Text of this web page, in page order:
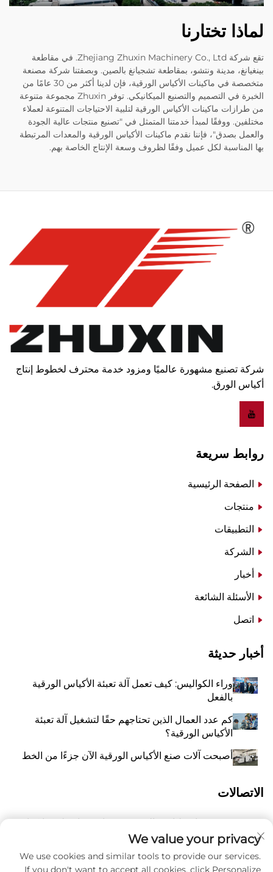
لماذا تختارنا
تقع شركة Zhejiang Zhuxin Machinery Co., Ltd. في مقاطعة
بينغيانغ، مدينة ونتشو، بمقاطعة تشجيانغ بالصين. وبصفتنا شركة مصنعة
متخصصة في ماكينات الأكياس الورقية، فإن لدينا أكثر من 30 عامًا من
الخبرة في التصميم والتصنيع الميكانيكي. توفر Zhuxin مجموعة متنوعة
من طرازات ماكينات الأكياس الورقية لتلبية الاحتياجات المتنوعة لعملاء
مختلفين. ووفقًا لمبدأ خدمتنا المتمثل في "تصنيع منتجات عالية الجودة
والعمل بصدق"، فإننا نقدم ماكينات الأكياس الورقية والمعدات المرتبطة
بها المناسبة لكل عميل وفقًا لظروف وسعة الإنتاج الخاصة بهم.
شركة تصنيع مشهورة عالميًا ومزود خدمة محترف لخطوط إنتاج
أكياس الورق.
روابط سريعة
الصفحة الرئيسية
منتجات
التطبيقات
الشركة
أخبار
الأسئلة الشائعة
اتصل
أخبار حديثة
وراء الكواليس: كيف تعمل آلة تعبئة الأكياس الورقية
بالفعل
كم عدد العمال الذين تحتاجهم حقًا لتشغيل آلة تعبئة
الأكياس الورقية؟
أصبحت آلات صنع الأكياس الورقية الآن جزءًا من الخط
الاتصالات
رقم 118 شارع ليانغيو الشرقية، تشانغتشياو، بلدة وانكوان،
بينغيانغ، مدينة ونتشو، مقاطعة تشيجيانغ، الصين 325409
P
8615988795434
We value your privacy
We use cookies and similar tools to provide our services.
If you don't want to accept all cookies, click Personalize